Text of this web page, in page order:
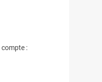
compte :